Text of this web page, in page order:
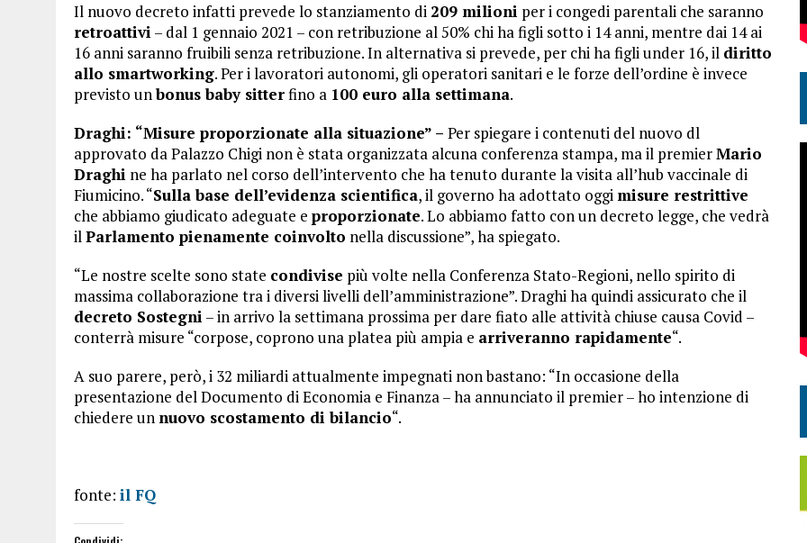
Il nuovo decreto infatti prevede lo stanziamento di 209 milioni per i congedi parentali che saranno
retroattivi – dal 1 gennaio 2021 – con retribuzione al 50% chi ha figli sotto i 14 anni, mentre dai 14 ai
16 anni saranno fruibili senza retribuzione. In alternativa si prevede, per chi ha figli under 16, il diritto
allo smartworking. Per i lavoratori autonomi, gli operatori sanitari e le forze dell’ordine è invece
previsto unbonus baby sitterfino a 100 euro alla settimana.
Draghi: “Misure proporzionate alla situazione” – Per spiegare i contenuti del nuovo dl
approvato da Palazzo Chigi non è stata organizzata alcuna conferenza stampa, ma il premierMario
Draghi ne ha parlato nel corso dell’intervento che ha tenuto durante la visita all’hub vaccinale di
Fiumicino. “Sulla base dell’evidenza scientifica, il governo ha adottato oggi misure restrittive
che abbiamo giudicato adeguate e proporzionate. Lo abbiamo fatto con un decreto legge, che vedrà
ilParlamento pienamente coinvolto nella discussione”, ha spiegato.
“Le nostre scelte sono state condivise più volte nella Conferenza Stato-Regioni, nello spirito di
massima collaborazione tra i diversi livelli dell’amministrazione”. Draghi ha quindi assicurato che il
decreto Sostegni – in arrivo la settimana prossima per dare fiato alle attività chiuse causa Covid –
conterrà misure “corpose, coprono una platea più ampia e arriveranno rapidamente“.
A suo parere, però, i 32 miliardi attualmente impegnati non bastano: “In occasione della
presentazione del Documento di Economia e Finanza – ha annunciato il premier – ho intenzione di
chiedere un nuovo scostamento di bilancio“.
fonte: il FQ